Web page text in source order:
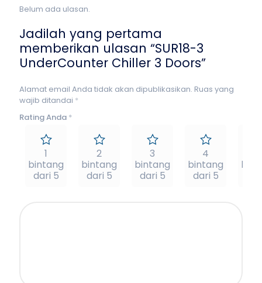
Belum ada ulasan.
Jadilah yang pertama
memberikan ulasan “SUR18-3
UnderCounter Chiller 3 Doors”
Alamat email Anda tidak akan dipublikasikan. Ruas yang
wajib ditandai *
Rating Anda *
1
bintang
dari 5
2
bintang
dari 5
3
bintang
dari 5
4
bintang
dari 5